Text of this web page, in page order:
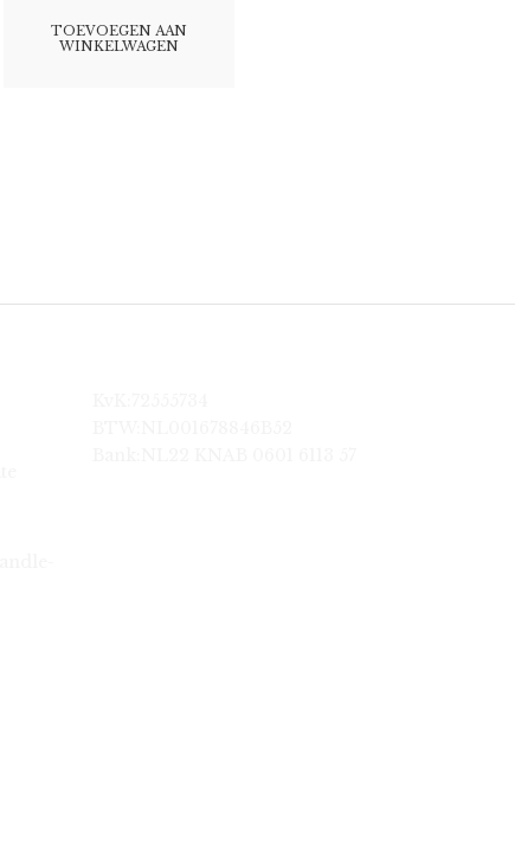
TOEVOEGEN AAN
WINKELWAGEN